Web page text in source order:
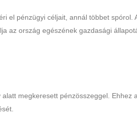
el pénzügyi céljait, annál többet spórol.
az ország egészének gazdasági
megkeresett pénzösszeggel. Ehhez a